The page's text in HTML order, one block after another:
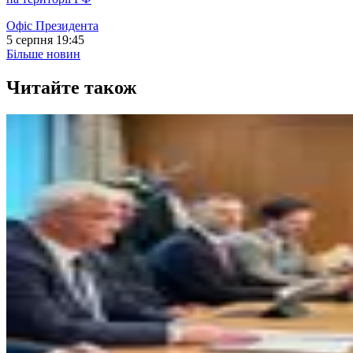
Офіс Президента
5 серпня 19:45
Більше новин
Читайте також